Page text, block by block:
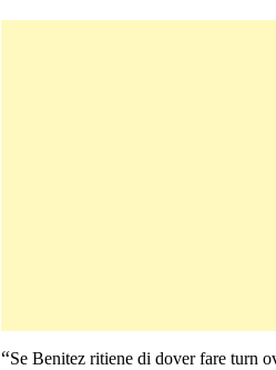
“Se Benitez ritiene di dover fare turn